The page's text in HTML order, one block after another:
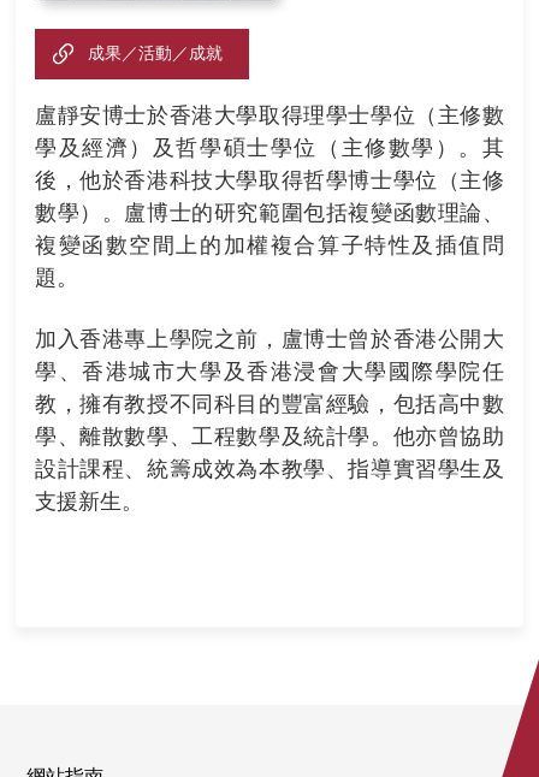
成果／活動／成就
盧靜安博士於香港大學取得理學士學位（主修數
學及經濟）及哲學碩士學位（主修數學）。其
後，他於香港科技大學取得哲學博士學位（主修
數學）。盧博士的研究範圍包括複變函數理論、
複變函數空間上的加權複合算子特性及插值問
題。
加入香港專上學院之前，盧博士曾於香港公開大
學、香港城市大學及香港浸會大學國際學院任
教，擁有教授不同科目的豐富經驗，包括高中數
學、離散數學、工程數學及統計學。他亦曾協助
設計課程、統籌成效為本教學、指導實習學生及
支援新生。